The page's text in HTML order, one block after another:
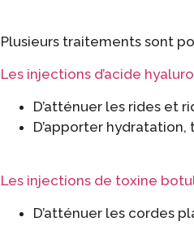
Plusieurs traitements sont
Les injections d’acide
D’atténuer les rides et
D’apporter
Les injections de toxine
D’atténuer les cordes